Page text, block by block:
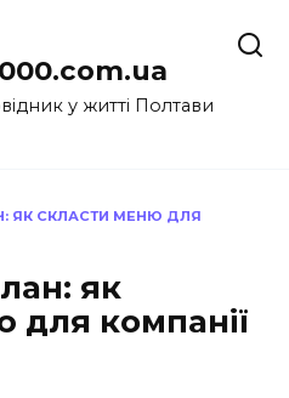
у житті Полтави
ЯК СКЛАСТИ МЕНЮ ДЛЯ
як
для компанії